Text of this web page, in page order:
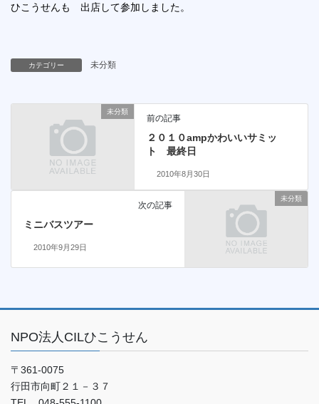
ひこうせんも 出店して参加しました。
カテゴリー 未分類
未分類
前の記事
２０１０ampかわいいサミッ
ト 最終日
2010年8月30日
未分類
次の記事
ミニバスツアー
2010年9月29日
NPO法人CILひこうせん
〒361-0075
行田市向町２１－３７